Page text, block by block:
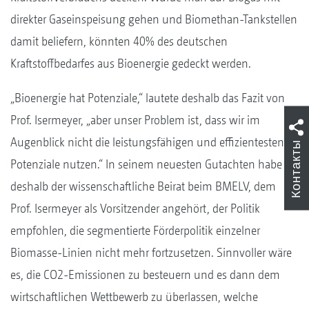
direkter Gaseinspeisung gehen und Biomethan-Tankstellen
damit beliefern, könnten 40% des deutschen
Kraftstoffbedarfes aus Bioenergie gedeckt werden.
„Bioenergie hat Potenziale,“ lautete deshalb das Fazit von
Prof. Isermeyer, „aber unser Problem ist, dass wir im
Augenblick nicht die leistungsfähigen und effizientesten
Potenziale nutzen.“ In seinem neuesten Gutachten habe
deshalb der wissenschaftliche Beirat beim BMELV, dem
Prof. Isermeyer als Vorsitzender angehört, der Politik
empfohlen, die segmentierte Förderpolitik einzelner
Biomasse-Linien nicht mehr fortzusetzen. Sinnvoller wäre
es, die CO2-Emissionen zu besteuern und es dann dem
wirtschaftlichen Wettbewerb zu überlassen, welche
Контакты